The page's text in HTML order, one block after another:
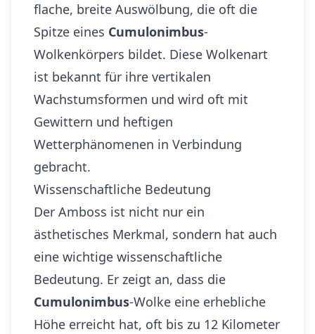
flache, breite Auswölbung, die oft die
Spitze eines Cumulonimbus-
Wolkenkörpers bildet. Diese Wolkenart
ist bekannt für ihre vertikalen
Wachstumsformen und wird oft mit
Gewittern und heftigen
Wetterphänomenen in Verbindung
gebracht.
Wissenschaftliche Bedeutung
Der Amboss ist nicht nur ein
ästhetisches Merkmal, sondern hat auch
eine wichtige wissenschaftliche
Bedeutung. Er zeigt an, dass die
Cumulonimbus-Wolke eine erhebliche
Höhe erreicht hat, oft bis zu 12 Kilometer